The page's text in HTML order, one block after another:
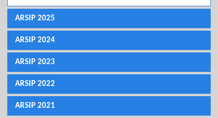
ARSIP 2025
ARSIP 2024
ARSIP 2023
ARSIP 2022
ARSIP 2021